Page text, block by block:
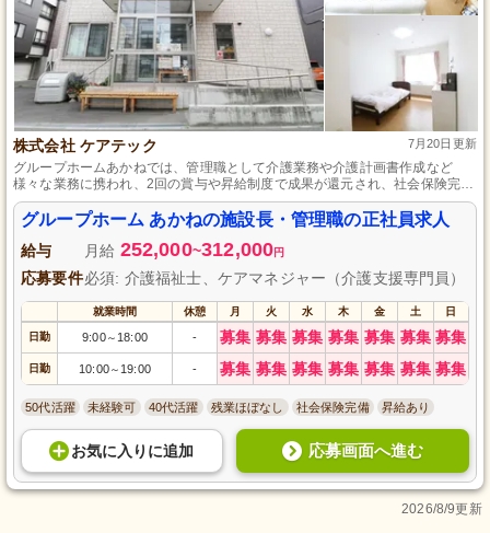
株式会社 ケアテック 7月20日更新
グループホームあかねでは、管理職として介護業務や介護計画書作成など
様々な業務に携われ、2回の賞与や昇給制度で成果が還元され、社会保険完
備・再雇用制度のある安心の職場です。通勤手当全額支給とアクセス良好な
東札幌駅近くなので通勤も便利です。
グループホーム あかねの施設長・管理職の正社員求人
給与 月給 252,000~312,000円
応募要件必須: 介護福祉士、ケアマネジャー（介護支援専門員）
就業時間 休憩 月 火 水 木 金 土 日
日勤 9:00～ 18:00 - 募集 募集 募集 募集 募集 募集 募集
日勤 10:00～ 19:00 - 募集 募集 募集 募集 募集 募集 募集
50代活躍 未経験可 40代活躍 残業ほぼなし 社会保険完備 昇給あり
お気に入り に追加 応募画面へ進む
2026/8/9更新